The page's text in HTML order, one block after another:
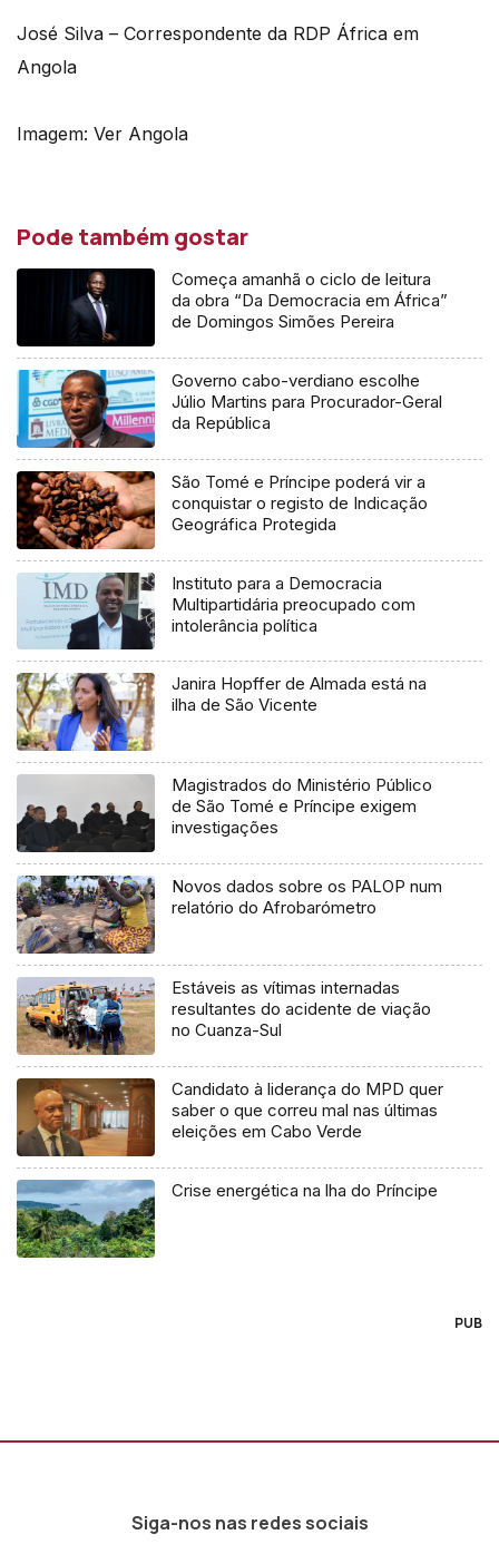
José Silva – Correspondente da RDP África em
Angola
Imagem: Ver Angola
Pode também gostar
Começa amanhã o ciclo de leitura
da obra “Da Democracia em África”
de Domingos Simões Pereira
Governo cabo-verdiano escolhe
Júlio Martins para Procurador-Geral
da República
São Tomé e Príncipe poderá vir a
conquistar o registo de Indicação
Geográfica Protegida
Instituto para a Democracia
Multipartidária preocupado com
intolerância política
Janira Hopffer de Almada está na
ilha de São Vicente
Magistrados do Ministério Público
de São Tomé e Príncipe exigem
investigações
Novos dados sobre os PALOP num
relatório do Afrobarómetro
Estáveis as vítimas internadas
resultantes do acidente de viação
no Cuanza-Sul
Candidato à liderança do MPD quer
saber o que correu mal nas últimas
eleições em Cabo Verde
Crise energética na lha do Príncipe
PUB
Siga-nos nas redes sociais